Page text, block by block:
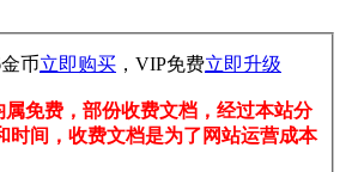
金币立即购买 ，VIP免费立即升级
属免费，部份收费文档，经过本站分
时间，收费文档是为了网站运营成本